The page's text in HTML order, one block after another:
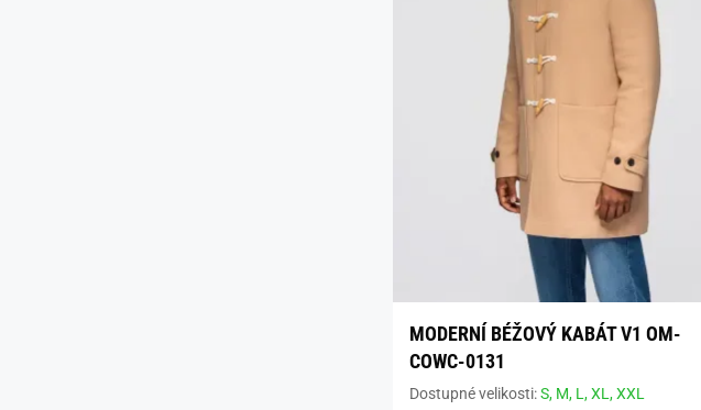
MODERNÍ BÉŽOVÝ KABÁT V1 OM-
COWC-0131
Dostupné velikosti:S, M, L,XL,XXL